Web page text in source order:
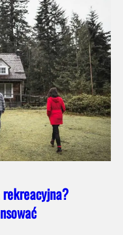
rekreacyjna?